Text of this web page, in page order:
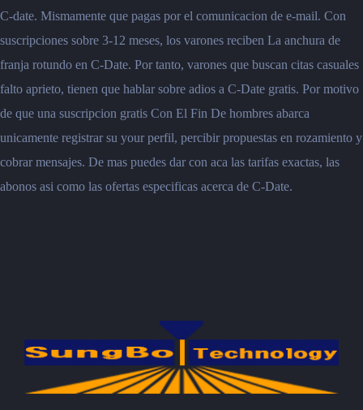
C-date. Mismamente que pagas por el comunicacion de e-mail. Con
suscripciones sobre 3-12 meses, los varones reciben La anchura de
franja rotundo en C-Date. Por tanto, varones que buscan citas casuales
falto aprieto, tienen que hablar sobre adios a C-Date gratis. Por motivo
de que una suscripcion gratis Con El Fin De hombres abarca
unicamente registrar su your perfil, percibir propuestas en rozamiento y
cobrar mensajes. De mas puedes dar con aca las tarifas exactas, las
abonos asi como las ofertas especificas acerca de C-Date.